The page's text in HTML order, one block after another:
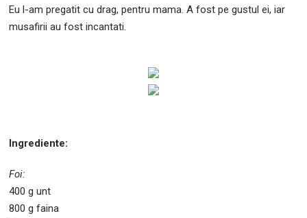
Eu l-am pregatit cu drag, pentru mama. A fost pe gustul ei, iar
musafirii au fost incantati.
Ingrediente:
Foi:
400 g unt
800 g faina